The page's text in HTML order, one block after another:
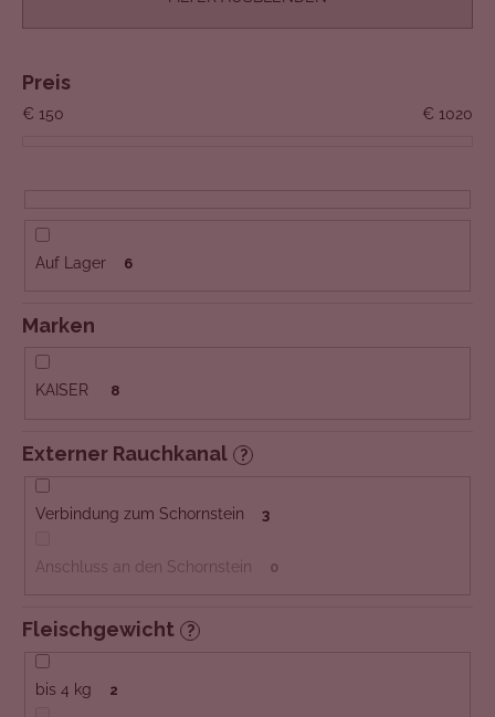
k
s
o
e
n
g
Preis
€ 150 € 1020
Auf Lager 6
Marken
KAISER 8
Externer Rauchkanal ?
Verbindung zum Schornstein 3
Anschluss an den Schornstein 0
Fleischgewicht ?
bis 4 kg 2